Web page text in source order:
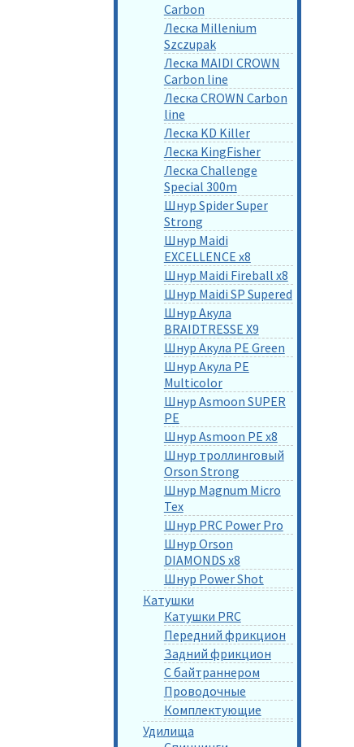
Carbon
Леска Millenium
Szczupak
Леска MAIDI CROWN
Carbon line
Леска CROWN Carbon
line
Леска KD Killer
Леска KingFisher
Леска Challenge
Special 300m
Шнур Spider Super
Strong
Шнур Maidi
EXCELLENCE x8
Шнур Maidi Fireball x8
Шнур Maidi SP Supered
Шнур Акула
BRAIDTRESSE X9
Шнур Акула PE Green
Шнур Акула PE
Multicolor
Шнур Asmoon SUPER
PE
Шнур Asmoon PE x8
Шнур троллинговый
Orson Strong
Шнур Magnum Micro
Tex
Шнур PRC Power Pro
Шнур Orson
DIAMONDS x8
Шнур Power Shot
Катушки
Катушки PRC
Передний фрикцион
Задний фрикцион
С байтраннером
Проводочные
Комплектующие
Удилища